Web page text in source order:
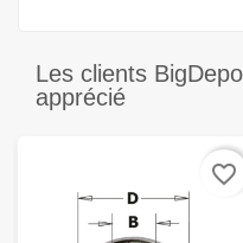
Les clients
apprécié
favorite_border